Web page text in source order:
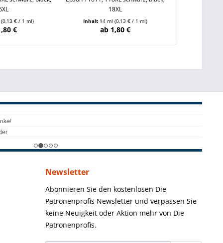
(0,13 € / 1 ml)
€
18XL
Inhalt 14 ml (0,13 € / 1 ml)
ab 1,80 €
Newsletter
Abonnieren Sie den kostenlosen Die
Patronenprofis Newsletter und verpassen Sie
keine Neuigkeit oder Aktion mehr von Die
Patronenprofis.